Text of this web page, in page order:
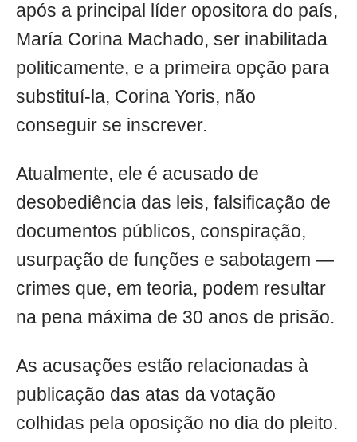
após a principal líder opositora do país,
María Corina Machado, ser inabilitada
politicamente, e a primeira opção para
substituí-la, Corina Yoris, não
conseguir se inscrever.
Atualmente, ele é acusado de
desobediência das leis, falsificação de
documentos públicos, conspiração,
usurpação de funções e sabotagem —
crimes que, em teoria, podem resultar
na pena máxima de 30 anos de prisão.
As acusações estão relacionadas à
publicação das atas da votação
colhidas pela oposição no dia do pleito.